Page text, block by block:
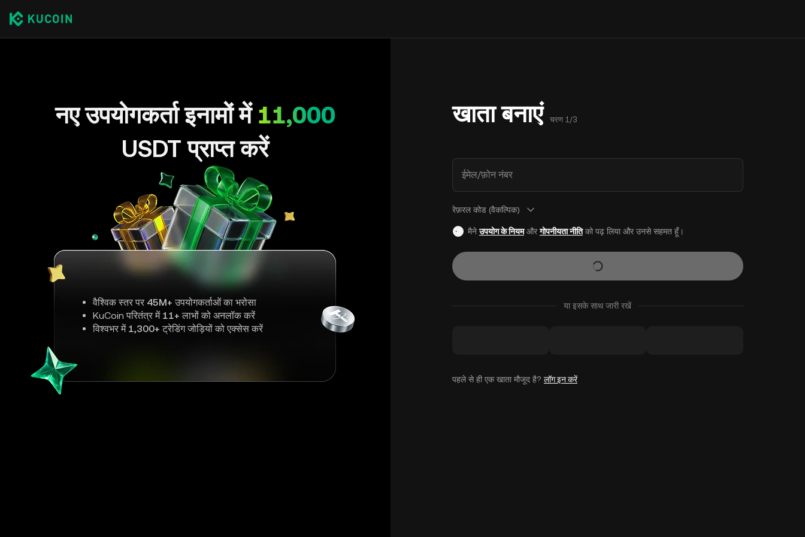
नए उपयोगकर्ता इनामों में 11,000
USDT प्राप्त करें
वैश्विक स्तर पर 45M+ उपयोगकर्ताओं का भरोसा
KuCoin परितंत्र में 11+ लाभों को अनलॉक करें
विश्वभर में 1,300+ ट्रेडिंग जोड़ियों को एक्सेस करें
खाता बनाएं चरण 1/3
ईमेल/फ़ोन नंबर
रेफ़रल कोड (वैकल्पिक)
मैनेउपयोग के नियमऔरगोपनीयता नीतिको पढ़ लिया और उनसे सहमत हूँ।
या इसके साथ जारी रखें
पहले से ही एक खाता मौजूद है? लॉग इन करें